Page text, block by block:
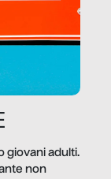
giovani adulti.
non